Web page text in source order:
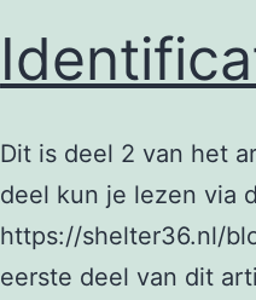
Dit is deel 2 van het
deel kun je lezen via
https://shelter36.nl/
eerste deel van dit